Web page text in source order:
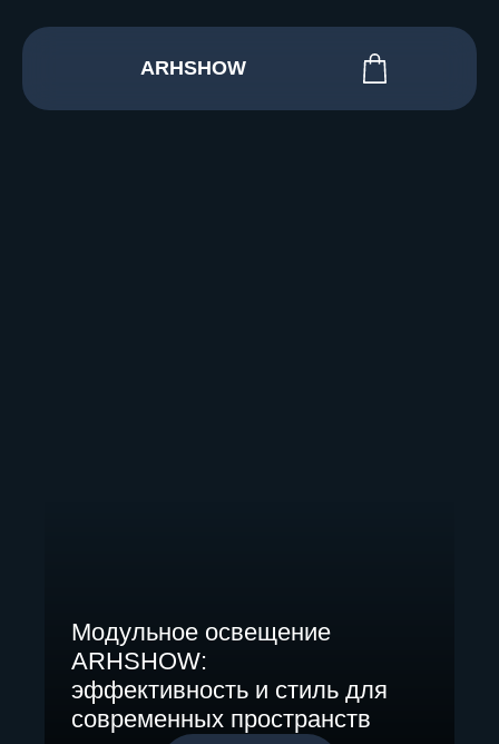
ARHSHOW
Модульное освещение
ARHSHOW:
эффективность и стиль для
современных пространств